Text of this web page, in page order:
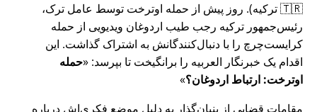
🇹🇷 ترکیه). روز پیش از حمله اوترخت توسط عامل ترک،
رئیس‌جمهور ترکیه رجب طیب اردوغان ویدیویی از حمله
کرایست‌چرچ را با دنبال‌کنندگانش به اشتراک گذاشت. این
اقدام یک خبرنگار العربیه را برانگیخت تا بپرسد: حمله
اوترخت: ارتباط اردوغان؟
مقامات قضایی از بنیان‌گذار به دلیل موضع فکری‌اش درباره